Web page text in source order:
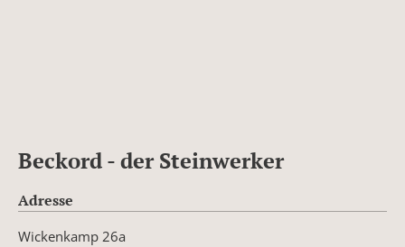
Beckord - der Steinwerker
Adresse
Wickenkamp 26a